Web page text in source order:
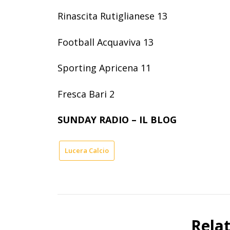
Rinascita Rutiglianese 13
Football Acquaviva 13
Sporting Apricena 11
Fresca Bari 2
SUNDAY RADIO – IL BLOG
Lucera Calcio